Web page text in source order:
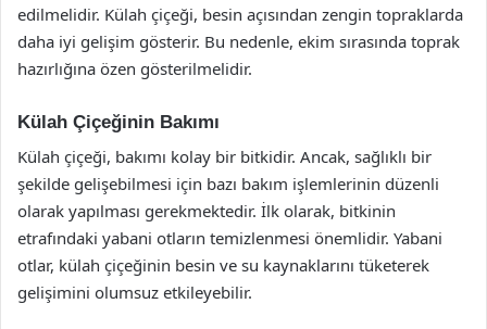
edilmelidir. Külah çiçeği, besin açısından zengin topraklarda
daha iyi gelişim gösterir. Bu nedenle, ekim sırasında toprak
hazırlığına özen gösterilmelidir.
Külah Çiçeğinin Bakımı
Külah çiçeği, bakımı kolay bir bitkidir. Ancak, sağlıklı bir
şekilde gelişebilmesi için bazı bakım işlemlerinin düzenli
olarak yapılması gerekmektedir. İlk olarak, bitkinin
etrafındaki yabani otların temizlenmesi önemlidir. Yabani
otlar, külah çiçeğinin besin ve su kaynaklarını tüketerek
gelişimini olumsuz etkileyebilir.